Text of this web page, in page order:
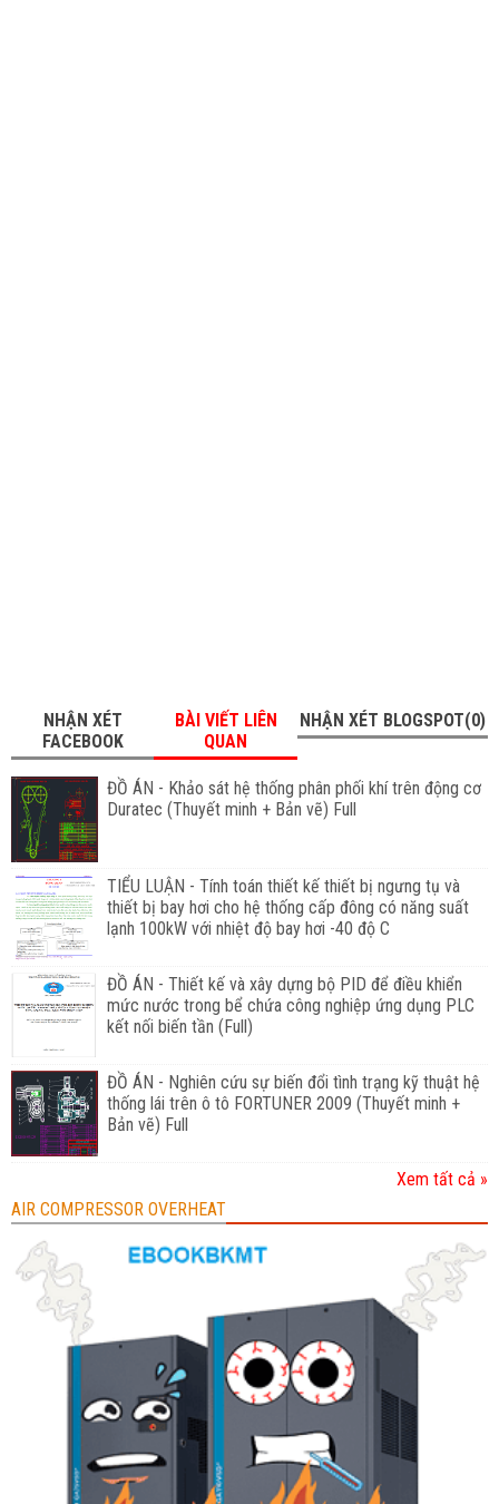
NHẬN XÉT
FACEBOOK
BÀI VIẾT LIÊN
QUAN
NHẬN XÉT BLOGSPOT(0)
ĐỒ ÁN - Khảo sát hệ thống phân phối khí trên động cơ
Duratec (Thuyết minh + Bản vẽ) Full
TIỂU LUẬN - Tính toán thiết kế thiết bị ngưng tụ và
thiết bị bay hơi cho hệ thống cấp đông có năng suất
lạnh 100kW với nhiệt độ bay hơi -40 độ C
ĐỒ ÁN - Thiết kế và xây dựng bộ PID để điều khiển
mức nước trong bể chứa công nghiệp ứng dụng PLC
kết nối biến tần (Full)
ĐỒ ÁN - Nghiên cứu sự biến đổi tình trạng kỹ thuật hệ
thống lái trên ô tô FORTUNER 2009 (Thuyết minh +
Bản vẽ) Full
Xem tất cả »
AIR COMPRESSOR OVERHEAT